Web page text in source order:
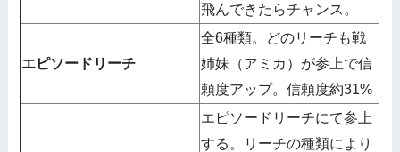
飛んできたらチャンス。
エピソードリーチ
全6種類。どのリーチも戦
姉妹（アミカ）が参上で信
頼度アップ。信頼度約31%
エピソードリーチにて参上
する。リーチの種類により